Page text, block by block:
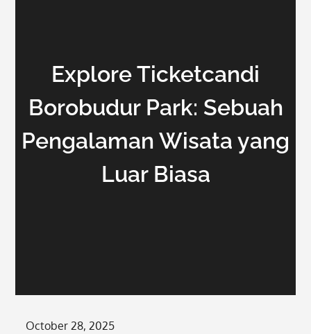
Explore Ticketcandi
Borobudur Park: Sebuah
Pengalaman Wisata yang
Luar Biasa
Posted
October 28, 2025